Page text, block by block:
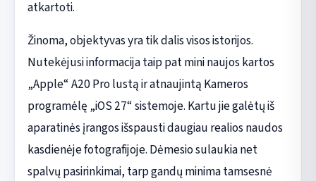
atkartoti.
Žinoma, objektyvas yra tik dalis visos istorijos.
Nutekėjusi informacija taip pat mini naujos kartos
„Apple“ A20 Pro lustą ir atnaujintą Kameros
programėlę „iOS 27“ sistemoje. Kartu jie galėtų iš
aparatinės įrangos išspausti daugiau realios naudos
kasdienėje fotografijoje. Dėmesio sulaukia net
spalvų pasirinkimai, tarp gandų minima tamsesnė